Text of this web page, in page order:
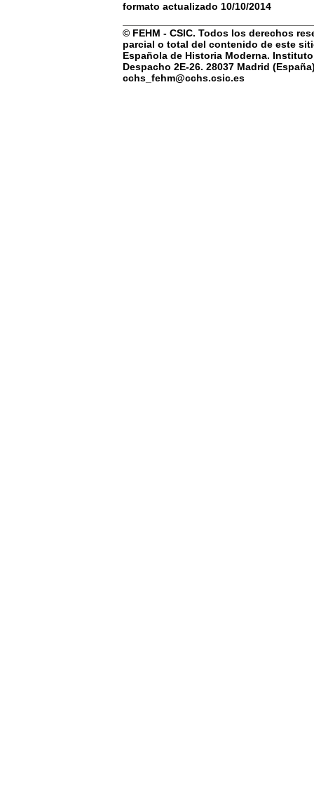
formato actualizado 10/10/2014
© FEHM - CSIC. Todos los derechos
parcial o total del contenido de este
Española de Historia Moderna. Instituto
Despacho 2E-26. 28037 Madrid
cchs_fehm@cchs.csic.es